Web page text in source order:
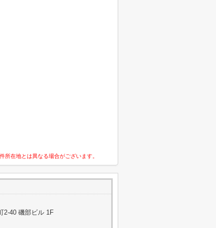
在地とは異なる場合がございます。
2-40 磯部ビル 1F